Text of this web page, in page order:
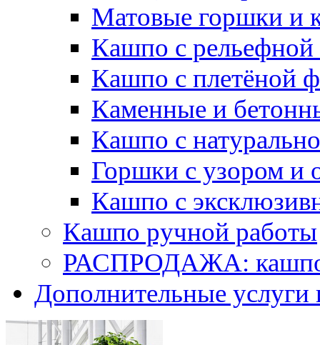
Матовые горшки и
Кашпо с рельефной
Кашпо с плетёной
Каменные и
Кашпо с
Горшки с узором и
Кашпо с
Кашпо ручной работы
РАСПРОДАЖА: кашпо
Дополнительные услуги